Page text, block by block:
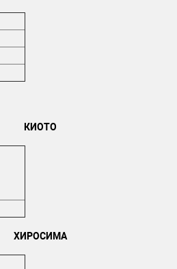
КИОТО
ХИРОСИМА